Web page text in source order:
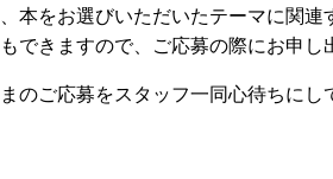
本をお選びいただいたテーマに関
できますので、ご応募の際にお申し
のご応募をスタッフ一同心待ちにし